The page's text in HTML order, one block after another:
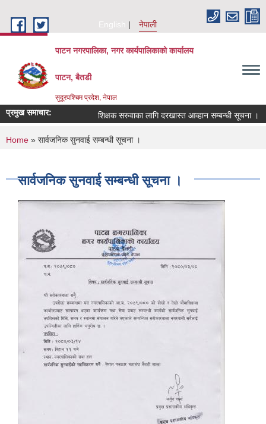
English
नेपाली
पाटन नगरपालिका, नगर कार्यपालिकाको कार्यालय
पाटन, बैतडी
सुदूरपश्चिम प्रदेश, नेपाल
प्रमुख समाचार: शिक्षक सरुवाका लागि दरखास्त आव्हान सम्बन्धी सूचना ।
You are here
Home » सार्वजनिक सुनवाई सम्बन्धी सूचना ।
सार्वजनिक सुनवाई सम्बन्धी सूचना ।